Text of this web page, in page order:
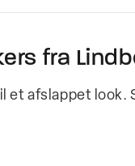
fra
et afslappet look.